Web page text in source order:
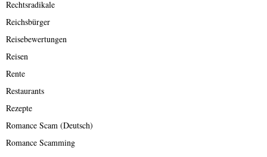
Rechtsradikale
Reichsbürger
Reisebewertungen
Reisen
Rente
Restaurants
Rezepte
Romance Scam (Deutsch)
Romance Scamming